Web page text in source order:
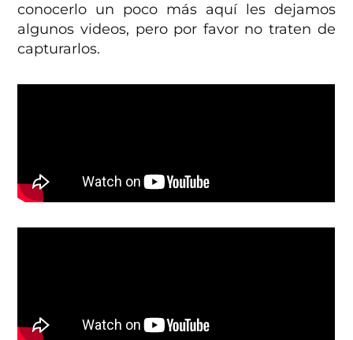
conocerlo un poco más aquí les dejamos
algunos videos, pero por favor no traten de
capturarlos.